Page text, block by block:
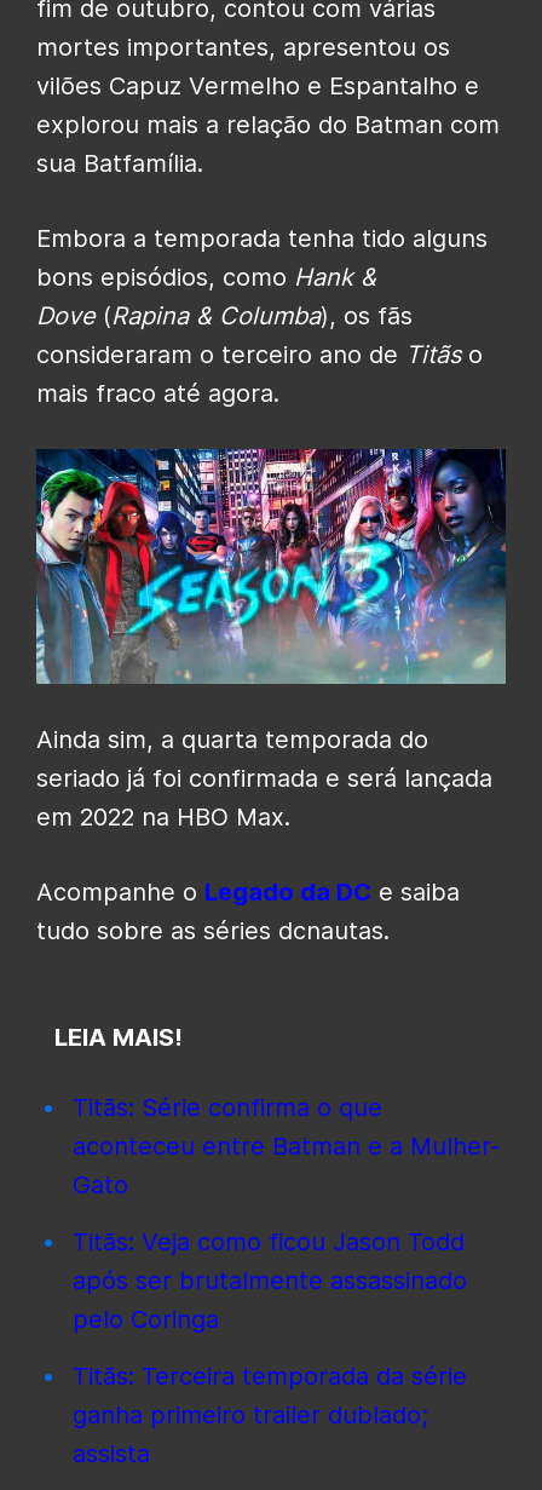
fim de outubro, contou com várias
mortes importantes, apresentou os
vilões Capuz Vermelho e Espantalho e
explorou mais a relação do Batman com
sua Batfamília.
Embora a temporada tenha tido alguns
bons episódios, como Hank &
Dove(Rapina & Columba), os fãs
consideraram o terceiro ano de Titãso
mais fraco até agora.
Ainda sim, a quarta temporada do
seriado já foi confirmada e será lançada
em 2022 na HBO Max.
Acompanhe o Legado da DC e saiba
tudo sobre as séries dcnautas.
LEIA MAIS!
Titãs: Série confirma o que
aconteceu entre Batman e a Mulher-
Gato
Titãs: Veja como ficou Jason Todd
após ser brutalmente assassinado
pelo Coringa
Titãs: Terceira temporada da série
ganha primeiro trailer dublado;
assista